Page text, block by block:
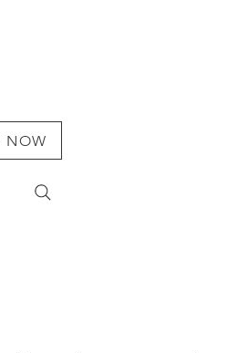
NOW